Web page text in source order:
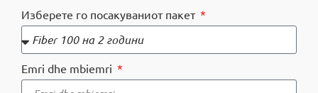
Privatë Biznes
Избeрете го посакуваниот пакет
Emri dhe mbiemri